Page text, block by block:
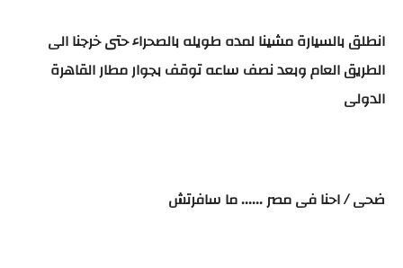
انطلق بالسيارة مشينا لمده طويله بالصحراء حتى خرجنا الى
الطريق العام وبعد نصف ساعه توقف بجوار مطار القاهرة
الدولى
ضحى / احنا فى مصر ...... ما سافرتش